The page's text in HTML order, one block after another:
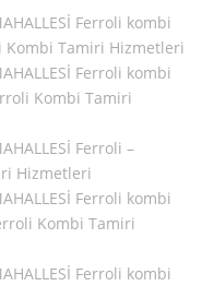
Ferroli kombi
Kombi Tamiri Hizmetleri
Ferroli kombi
Kombi Tamiri
Ferroli –
Hizmetleri
Ferroli kombi
Kombi Tamiri
Ferroli kombi